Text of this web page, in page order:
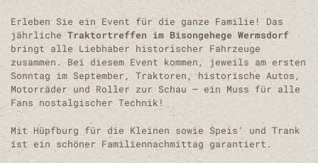
Erleben Sie ein Event für die ganze Familie! Das
jährliche Traktortreffen im Bisongehege Wermsdorf
bringt alle Liebhaber historischer Fahrzeuge
zusammen. Bei diesem Event kommen, jeweils am ersten
Sonntag im September, Traktoren, historische Autos,
Motorräder und Roller zur Schau – ein Muss für alle
Fans nostalgischer Technik!
Mit Hüpfburg für die Kleinen sowie Speis‘ und Trank
ist ein schöner Familiennachmittag garantiert.